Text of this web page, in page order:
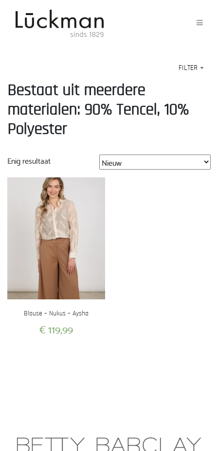
FILTER +
Bestaat uit meerdere
materialen: 90% Tencel, 10%
Polyester
Enig resultaat
Blouse – Nukus – Aysha
€119,99
gekozen